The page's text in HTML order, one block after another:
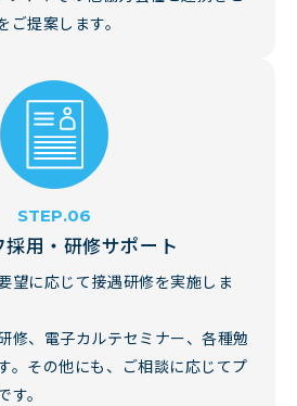
ご提案します。
採用・研修サポート
望に応じて接遇研修を実施しま
修、電子カルテセミナー、各種勉
。その他にも、ご相談に応じてプ
。